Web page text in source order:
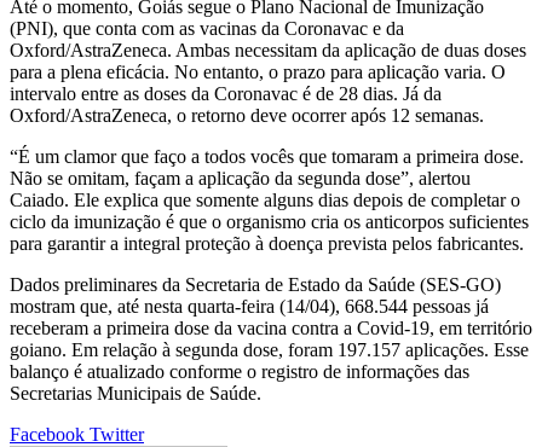
Até o momento, Goiás segue o Plano Nacional de Imunização
(PNI), que conta com as vacinas da Coronavac e da
Oxford/AstraZeneca. Ambas necessitam da aplicação de duas doses
para a plena eficácia. No entanto, o prazo para aplicação varia. O
intervalo entre as doses da Coronavac é de 28 dias. Já da
Oxford/AstraZeneca, o retorno deve ocorrer após 12 semanas.
“É um clamor que faço a todos vocês que tomaram a primeira dose.
Não se omitam, façam a aplicação da segunda dose”, alertou
Caiado. Ele explica que somente alguns dias depois de completar o
ciclo da imunização é que o organismo cria os anticorpos suficientes
para garantir a integral proteção à doença prevista pelos fabricantes.
Dados preliminares da Secretaria de Estado da Saúde (SES-GO)
mostram que, até nesta quarta-feira (14/04), 668.544 pessoas já
receberam a primeira dose da vacina contra a Covid-19, em território
goiano. Em relação à segunda dose, foram 197.157 aplicações. Esse
balanço é atualizado conforme o registro de informações das
Secretarias Municipais de Saúde.
Facebook TwitterGoogle+
LinkedIn
StumbleUpon
Tumblr
Pinterest
Reddit
VKontakte
Share
Print